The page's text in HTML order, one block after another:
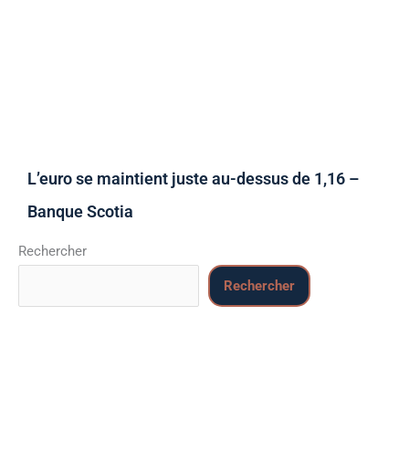
L’euro se maintient juste au-dessus de 1,16 –
Banque Scotia
Rechercher
Rechercher